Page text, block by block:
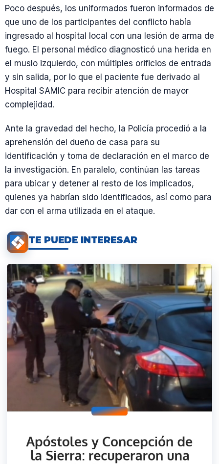
Poco después, los uniformados fueron informados de
que uno de los participantes del conflicto había
ingresado al hospital local con una lesión de arma de
fuego. El personal médico diagnosticó una herida en
el muslo izquierdo, con múltiples orificios de entrada
y sin salida, por lo que el paciente fue derivado al
Hospital SAMIC para recibir atención de mayor
complejidad.
Ante la gravedad del hecho, la Policía procedió a la
aprehensión del dueño de casa para su
identificación y toma de declaración en el marco de
la investigación. En paralelo, continúan las tareas
para ubicar y detener al resto de los implicados,
quienes ya habrían sido identificados, así como para
dar con el arma utilizada en el ataque.
TE PUEDE INTERESAR